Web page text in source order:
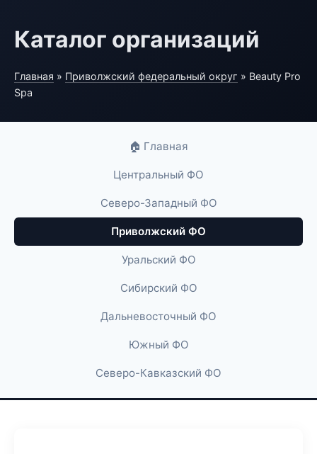
Каталог организаций
Главная » Приволжский федеральный округ » Beauty Pro
Spa
🏠 Главная
Центральный ФО
Северо-Западный ФО
Приволжский ФО
Уральский ФО
Сибирский ФО
Дальневосточный ФО
Южный ФО
Северо-Кавказский ФО